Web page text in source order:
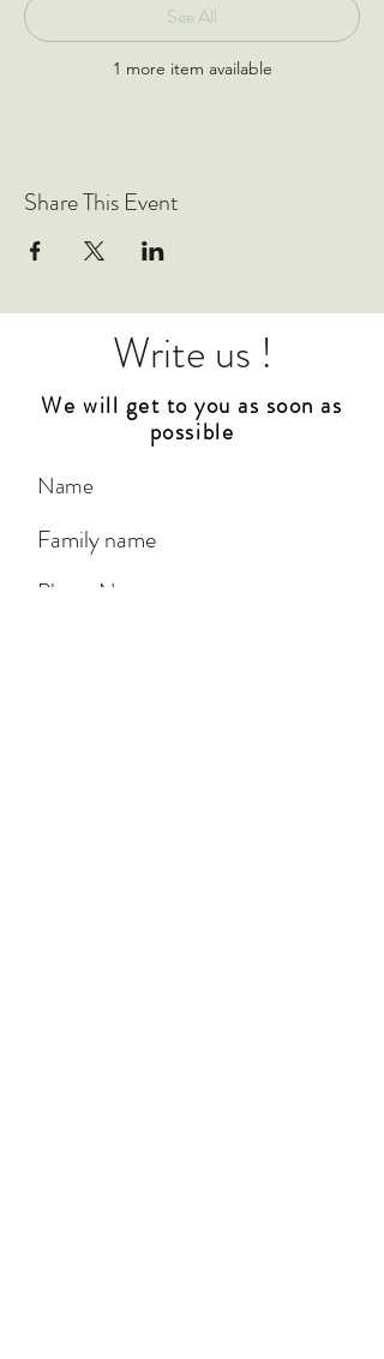
1 more item available
See All
Share This Event
Write us !
We will get to you as soon as
possible